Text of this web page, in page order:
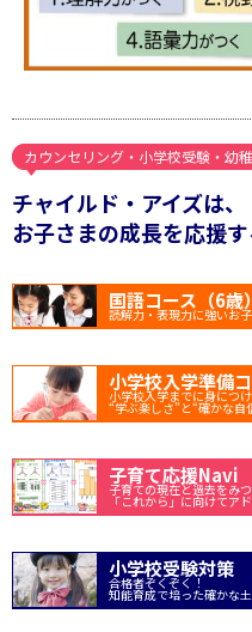
カウンセリング・小学校受験・幼
チャイルド・アイズは、
お子さまの成長を応援
国語コース（6歳）
読解力・表現力に強いお
小学校入学準備
小学校入学までに身につ
“学ぶ楽しさ”と“確かな自
子育て応援Navi
子育ての現在と過去をみ
「これから」に向けてア
小学校受験対策
合格者ぞくぞく！
知能育成で培った確かな